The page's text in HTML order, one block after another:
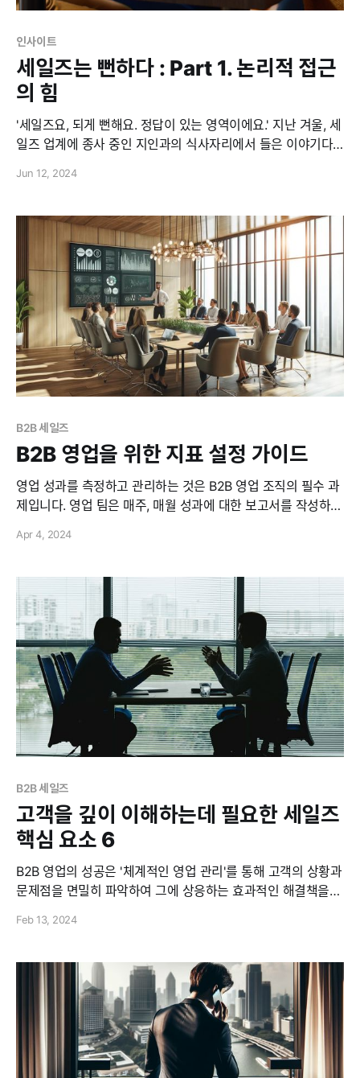
인사이트
세일즈는 뻔하다 : Part 1. 논리적 접근
의 힘
'세일즈요, 되게 뻔해요. 정답이 있는 영역이에요.' 지난 겨울, 세
일즈 업계에 종사 중인 지인과의 식사자리에서 들은 이야기다.
담그고 있는 사람으로서 꽤 충격을 받았다. "저는 세일즈만큼 논
게 날카롭고 깊은 여운을 남겼다. 몇 개월간
Jun 12, 2024
B2B 세일즈
B2B 영업을 위한 지표 설정 가이드
영업 성과를 측정하고 관리하는 것은 B2B 영업 조직의 필수 과
제입니다. 영업 팀은 매주, 매월 성과에 대한 보고서를 작성하
는 굉장히 다양한 개념과 용어가 있는데요. 본론에 들어가기에
니다. * 후행 척도 : 과거의 성과나 결과를 평가하는 지표
Apr 4, 2024
B2B 세일즈
고객을 깊이 이해하는데 필요한 세일즈
핵심 요소 6
B2B 영업의 성공은 '체계적인 영업 관리'를 통해 고객의 상황과
문제점을 면밀히 파악하여 그에 상응하는 효과적인 해결책을
하기 위해서는 영업 과정에서 담당자가 반드시 놓치면 안 될 다
고들어, 영업 딜 성공의 핵심을 파악하기 위해 영업 담당자가 항
Feb 13, 2024